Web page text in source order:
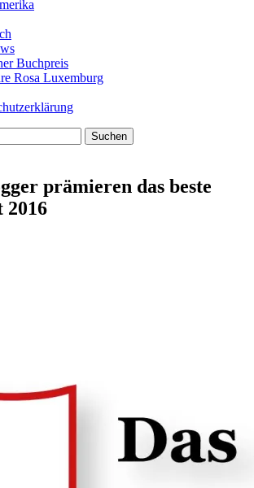
Buchpreis
Rosa Luxemburg
prämieren das beste
2016